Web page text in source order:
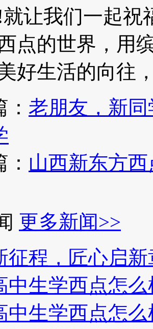
让我们一起祝
点的世界，用
好生活的向往
： 老朋友，新
山西新东方
更多新闻>>
征程，匠心启新
中生学西点怎
中生学西点怎